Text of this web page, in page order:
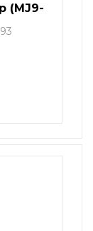
(MJ9-